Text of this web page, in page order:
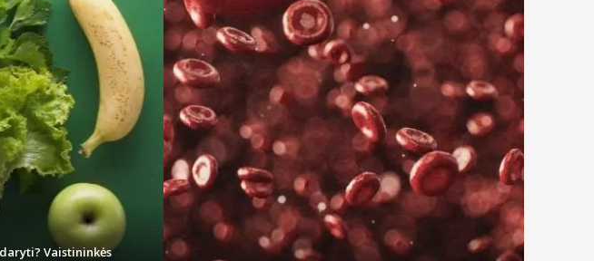
jei kvadratiniame lange (T) juostelė yra. Tokiu atveju testą reikia pakartoti.
Vaistininkės